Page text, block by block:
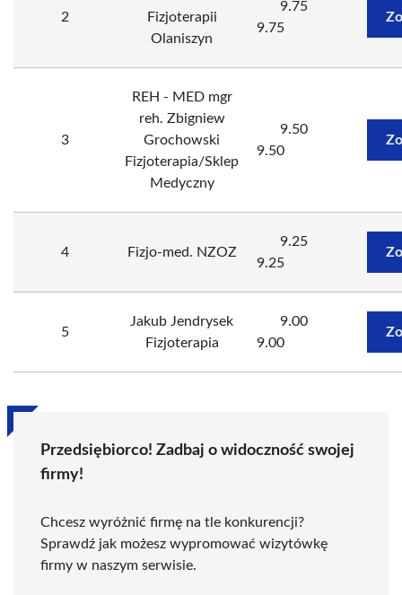
2
Fizjoterapii
Olaniszyn
9.75
9.75
3
REH - MED mgr
reh. Zbigniew
Grochowski
Fizjoterapia/Sklep
Medyczny
9.50
9.50
4 Fizjo-med. NZOZ
9.25
9.25
5
Jakub Jendrysek
Fizjoterapia
9.00
9.00
Przedsiębiorco! Zadbaj o widoczność swojej
firmy!
Chcesz wyróżnić firmę na tle konkurencji?
Sprawdź jak możesz wypromować wizytówkę
firmy w naszym serwisie.